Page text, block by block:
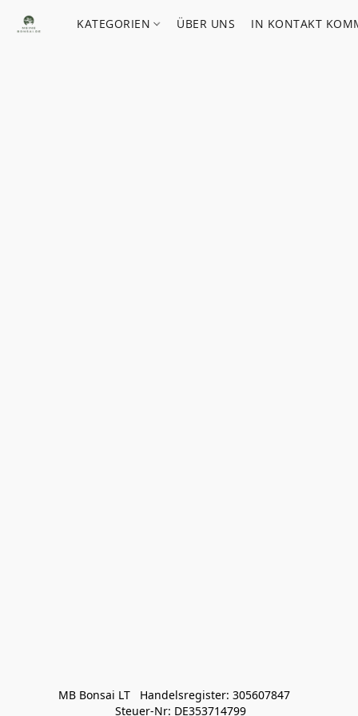
KATEGORIEN ÜBER UNS IN KONTAKT
MB Bonsai LT   Handelsregister: 305607847
Steuer-Nr: DE353714799